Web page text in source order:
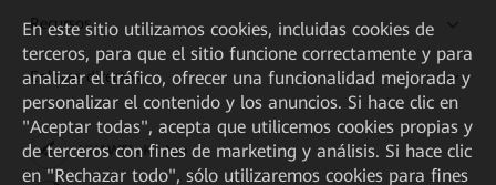
Recursos
Enlaces directos
HUAWEI eKit App
En este sitio utilizamos cookies, incluidas cookies de
terceros, para que el sitio funcione correctamente y para
analizar el tráfico, ofrecer una funcionalidad mejorada y
personalizar el contenido y los anuncios. Si hace clic en
"Aceptar todas", acepta que utilicemos cookies propias y
de terceros con fines de marketing y análisis. Si hace clic
en "Rechazar todo", sólo utilizaremos cookies para fines